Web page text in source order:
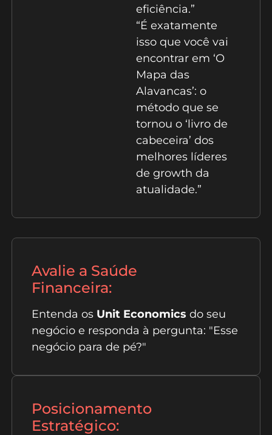
eficiência.”
“É exatamente
isso que você vai
encontrar em ‘O
Mapa das
Alavancas’: o
método que se
tornou o ‘livro de
cabeceira’ dos
melhores líderes
de growth da
atualidade.”
Avalie a Saúde
Financeira:
Entenda os Unit Economics do seu
negócio e responda à pergunta: "Esse
negócio para de pé?"
Posicionamento
Estratégico: